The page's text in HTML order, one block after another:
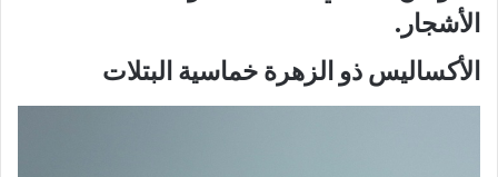
الأشجار.
الأكساليس ذو الزهرة خماسية البتلات